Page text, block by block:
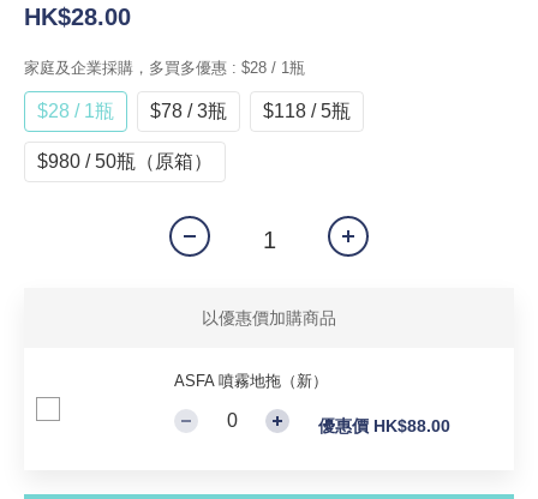
HK$28.00
家庭及企業採購，多買多優惠 : $28 / 1瓶
$28 / 1瓶 $78 / 3瓶 $118 / 5瓶
$980 / 50瓶（原箱）
以優惠價加購商品
ASFA 噴霧地拖（新）
優惠價 HK$88.00